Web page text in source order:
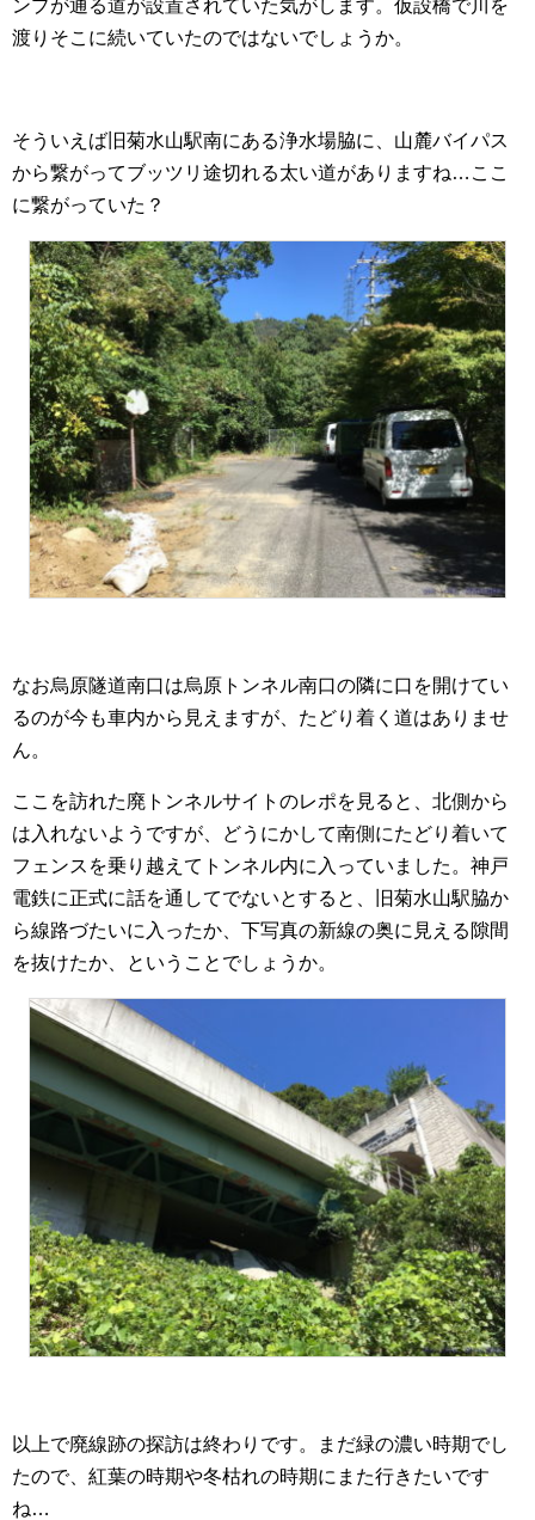
ンプが通る道が設置されていた気がします。仮設橋で川を
渡りそこに続いていたのではないでしょうか。
そういえば旧菊水山駅南にある浄水場脇に、山麓バイパス
から繋がってブッツリ途切れる太い道がありますね…ここ
に繋がっていた？
なお烏原隧道南口は烏原トンネル南口の隣に口を開けてい
るのが今も車内から見えますが、たどり着く道はありませ
ん。
ここを訪れた廃トンネルサイトのレポを見ると、北側から
は入れないようですが、どうにかして南側にたどり着いて
フェンスを乗り越えてトンネル内に入っていました。神戸
電鉄に正式に話を通してでないとすると、旧菊水山駅脇か
ら線路づたいに入ったか、下写真の新線の奥に見える隙間
を抜けたか、ということでしょうか。
以上で廃線跡の探訪は終わりです。まだ緑の濃い時期でし
たので、紅葉の時期や冬枯れの時期にまた行きたいです
ね…